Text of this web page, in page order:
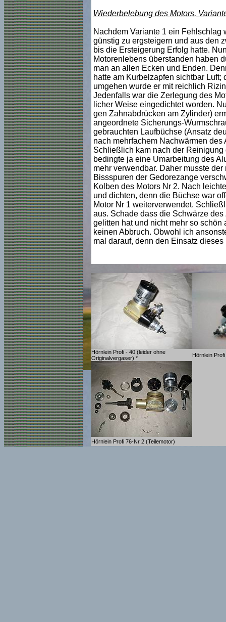
Wiederbelebung des Motors,
Nachdem Variante 1 ein
günstig zu ergsteigern und aus den
bis die Ersteigerung Erfolg hatte.
Motorenlebens überstanden haben
man an allen Ecken und Enden.
hatte am Kurbelzapfen sichtbar
umgehen wurde er mit reichlich
Jedenfalls war die Zerlegung des
licher Weise eingedichtet worden.
gen Zahnabdrücken am Zylinder)
angeordnete Sicherungs-
gebrauchten Laufbüchse (Ansatz
nach mehrfachem Nachwärmen des
Schließlich kam nach der
bedingte ja eine Umarbeitung des
mehr verwendbar. Daher musste
Bissspuren der Gedorezange
Kolben des Motors Nr 2. Nach
und dichten, denn die Büchse war
Motor Nr 1 weiterverwendet.
aus. Schade dass die Schwärze
gelitten hat und nicht mehr so
keinen Abbruch. Obwohl ich
mal darauf, denn den Einsatz
Hörnlein Profi - 40 (leider ohne
Originalvergaser) *
Hörnlein
Hörnlein Profi 76-Nr 2 (Teilemotor)